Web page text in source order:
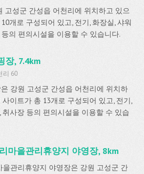
고성군 간성읍 어천리에 위치하고 있으
개로 구성되어 있고, 전기, 화장실, 샤워
의 편의시설을 이용할 수 있습니다.
장, 7.4km
리 60
강원 고성군 간성읍 어천리에 위치하
이트가 총 13개로 구성되어 있고, 전기,
취사장 등의 편의시설을 이용할 수 있습
마을관리휴양지 야영장, 8km
을관리휴양지 야영장은 강원 고성군 간